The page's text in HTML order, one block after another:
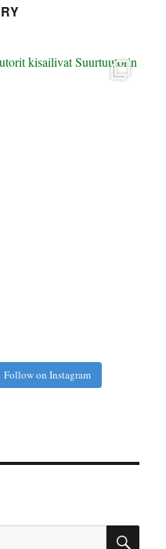
Follow on Instagram